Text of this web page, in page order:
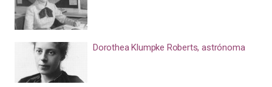
Dorothea Klumpke Roberts, astrónoma